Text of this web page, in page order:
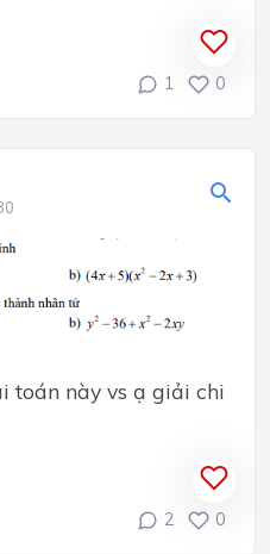
1 0
toán này vs ạ giải chi
2 0